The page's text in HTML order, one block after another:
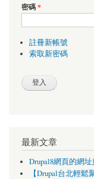
密碼*
註冊新帳號
索取新密碼
最新文章
Drupal8網頁的網
【Drupal台北輕